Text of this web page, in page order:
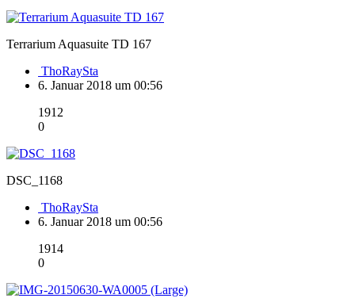
Terrarium Aquasuite TD 167
ThoRaySta
6. Januar 2018 um 00:56
1912
0
DSC_1168
ThoRaySta
6. Januar 2018 um 00:56
1914
0